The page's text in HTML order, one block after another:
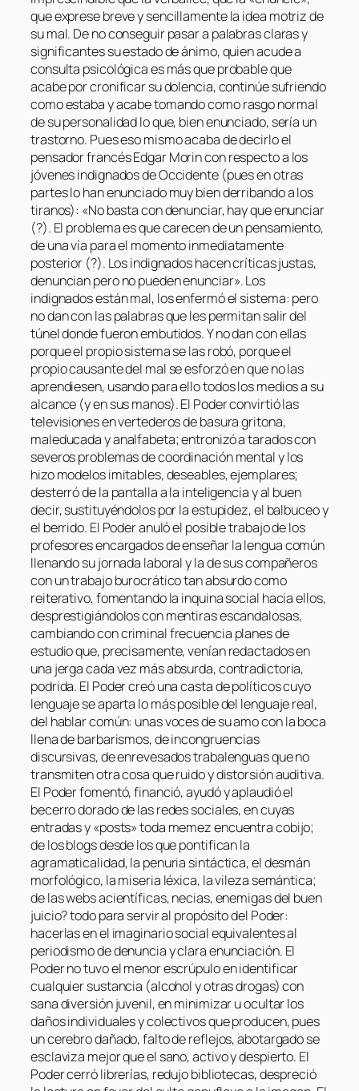
que exprese breve y sencillamente la idea motriz de
su mal. De no conseguir pasar a palabras claras y
significantes su estado de ánimo, quien acude a
consulta psicológica es más que probable que
acabe por cronificar su dolencia, continúe sufriendo
como estaba y acabe tomando como rasgo normal
de su personalidad lo que, bien enunciado, sería un
trastorno. Pues eso mismo acaba de decirlo el
pensador francés Edgar Morin con respecto a los
jóvenes indignados de Occidente (pues en otras
partes lo han enunciado muy bien derribando a los
tiranos): «No basta con denunciar, hay que enunciar
(?). El problema es que carecen de un pensamiento,
de una vía para el momento inmediatamente
posterior (?). Los indignados hacen críticas justas,
denuncian pero no pueden enunciar». Los
indignados están mal, los enfermó el sistema: pero
no dan con las palabras que les permitan salir del
túnel donde fueron embutidos. Y no dan con ellas
porque el propio sistema se las robó, porque el
propio causante del mal se esforzó en que no las
aprendiesen, usando para ello todos los medios a su
alcance (y en sus manos). El Poder convirtió las
televisiones en vertederos de basura gritona,
maleducada y analfabeta; entronizó a tarados con
severos problemas de coordinación mental y los
hizo modelos imitables, deseables, ejemplares;
desterró de la pantalla a la inteligencia y al buen
decir, sustituyéndolos por la estupidez, el balbuceo y
el berrido. El Poder anuló el posible trabajo de los
profesores encargados de enseñar la lengua común
llenando su jornada laboral y la de sus compañeros
con un trabajo burocrático tan absurdo como
reiterativo, fomentando la inquina social hacia ellos,
desprestigiándolos con mentiras escandalosas,
cambiando con criminal frecuencia planes de
estudio que, precisamente, venían redactados en
una jerga cada vez más absurda, contradictoria,
podrida. El Poder creó una casta de políticos cuyo
lenguaje se aparta lo más posible del lenguaje real,
del hablar común: unas voces de su amo con la boca
llena de barbarismos, de incongruencias
discursivas, de enrevesados trabalenguas que no
transmiten otra cosa que ruido y distorsión auditiva.
El Poder fomentó, financió, ayudó y aplaudió el
becerro dorado de las redes sociales, en cuyas
entradas y «posts» toda memez encuentra cobijo;
de los blogs desde los que pontifican la
agramaticalidad, la penuria sintáctica, el desmán
morfológico, la miseria léxica, la vileza semántica;
de las webs acientíficas, necias, enemigas del buen
juicio? todo para servir al propósito del Poder:
hacerlas en el imaginario social equivalentes al
periodismo de denuncia y clara enunciación. El
Poder no tuvo el menor escrúpulo en identificar
cualquier sustancia (alcohol y otras drogas) con
sana diversión juvenil, en minimizar u ocultar los
daños individuales y colectivos que producen, pues
un cerebro dañado, falto de reflejos, abotargado se
esclaviza mejor que el sano, activo y despierto. El
Poder cerró librerías, redujo bibliotecas, despreció